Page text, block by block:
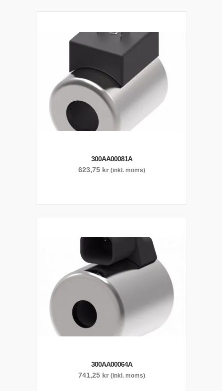
300AA00081A
623,75 kr (inkl. moms)
300AA00064A
741,25 kr (inkl. moms)